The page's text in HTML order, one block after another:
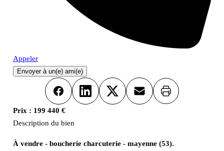
Appeler
Envoyer à un(e) ami(e)
FacebookLinkedInX Email Imprimer
Prix : 199 440 €
Description du bien
À vendre - boucherie charcuterie - mayenne (53).